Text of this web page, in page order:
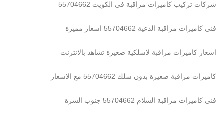
شركات تركيب كاميرات مراقبة في الكويت 55704662
فني كاميرات مراقبة الدعية 55704662 اسعار مميزة
اسعار كاميرات مراقبة لاسلكية صغيرة تشاهد بالانترنت
كاميرات مراقبة صغيرة بدون سلك 55704662 مع الاسعار
فني كاميرات مراقبة السلام 55704662 جنوب السرة